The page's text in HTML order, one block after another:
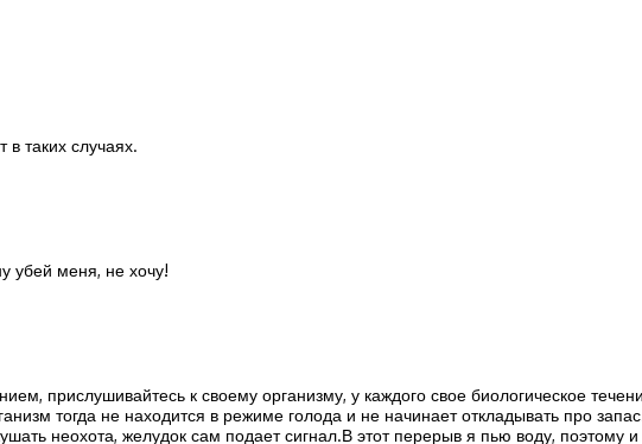
таких случаях.
убей меня, не хочу!
прислушивайтесь к своему организму, у каждого свое биологическое
тогда не находится в режиме голода и не начинает откладывать про
неохота, желудок сам подает сигнал.В этот перерыв я пью воду, поэтому и